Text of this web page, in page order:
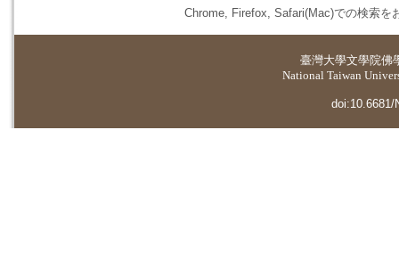
Chrome, Firefox, Safari(Mac)での検索を
臺灣大學文學院佛
National Taiwan
doi:10.6681/